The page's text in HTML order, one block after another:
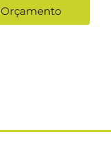
Orçamento